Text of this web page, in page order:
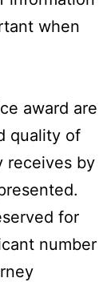
when
award are
quality of
receives by
for
number